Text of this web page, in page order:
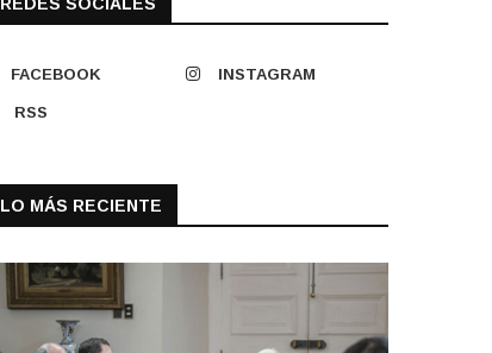
FACEBOOK INSTAGRAM
RSS
LO MÁS RECIENTE